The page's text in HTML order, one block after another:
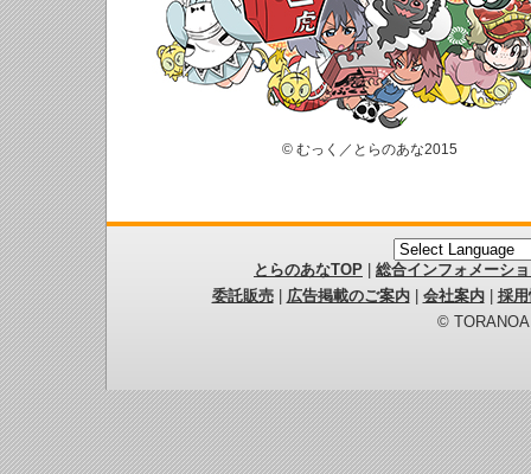
© むっく／とらのあな2015
とらのあなTOP
総合インフォメーシ
委託販売| 広告掲載のご案内| 会社案内| 採
©